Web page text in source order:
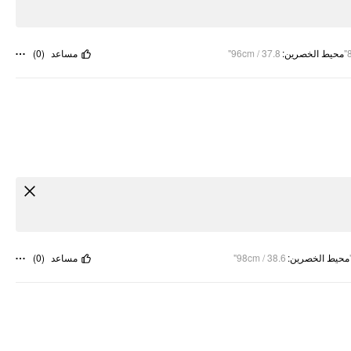
محيط الخصرين:
96cm / 37.8" مساعد (
0
)
محيط الخصرين:
98cm / 38.6" مساعد (
0
)